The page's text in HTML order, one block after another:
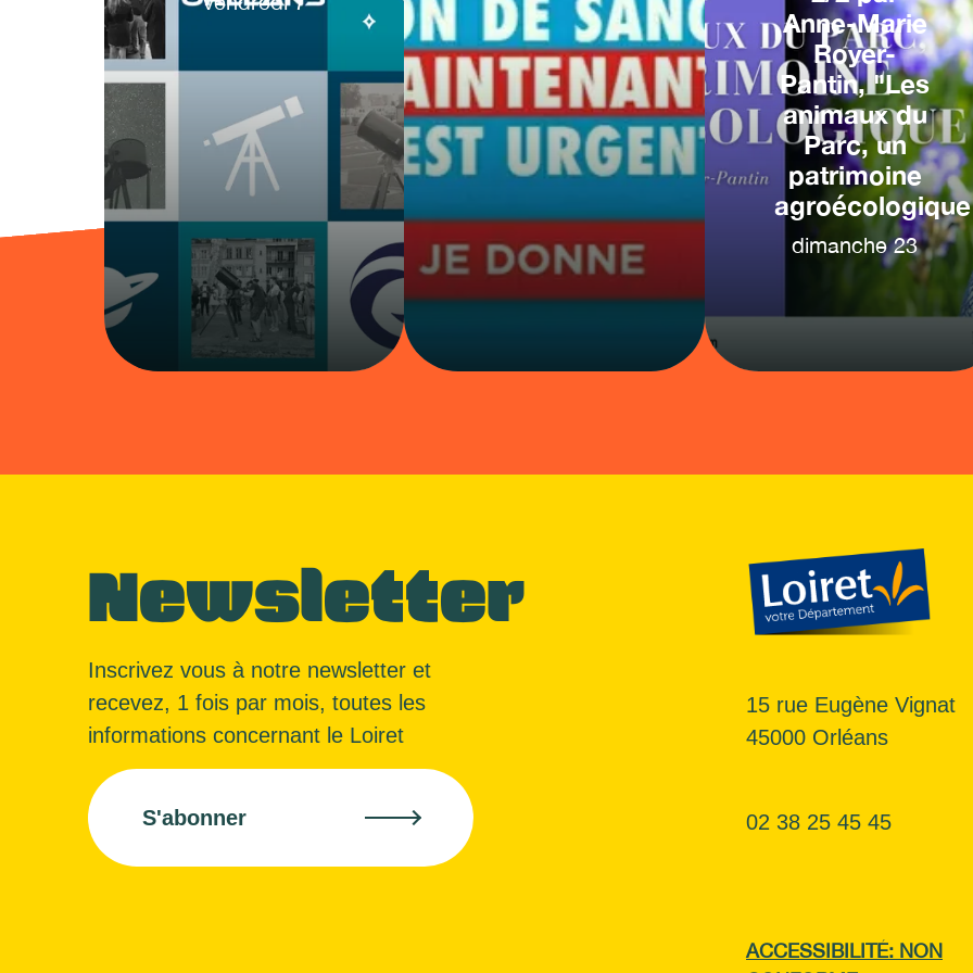
Anne-Marie
Royer-
Pantin, "Les
animaux du
Parc, un
patrimoine
dimanche 23
Newsletter
Inscrivez vous à notre newsletter et
recevez, 1 fois par mois, toutes les
informations concernant le Loiret
S'abonner
15 rue Eugène Vignat
45000 Orléans
02 38 25 45 45
ACCESSIBILITÉ: NON